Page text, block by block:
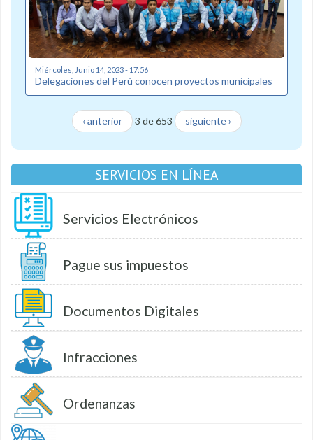
Miércoles, Junio 14, 2023 - 17:56
Delegaciones del Perú conocen proyectos municipales
‹ anterior 3 de 653 siguiente ›
SERVICIOS EN LÍNEA
Servicios Electrónicos
Pague sus impuestos
Documentos Digitales
Infracciones
Ordenanzas